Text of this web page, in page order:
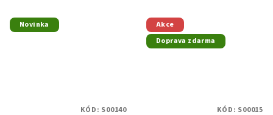
Novinka
KÓD: S00140
Akce
Doprava zdarma
KÓD: S00015